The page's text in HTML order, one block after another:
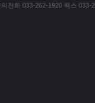
전화 033-262-1920 팩스 033-